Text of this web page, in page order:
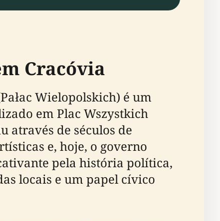
Cracóvia
Wielopolskich) é um
em Plac Wszystkich
através de séculos de
e, hoje, o governo
pela história política,
locais e um papel cívico